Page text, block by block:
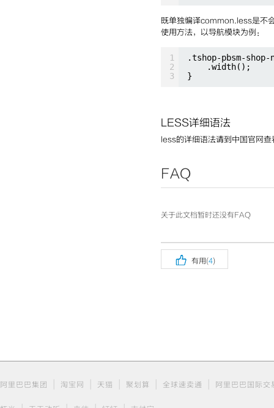
既单独编译common.less是不
使用方法，以导航模块为例：
1
2
3
.tshop-pbsm-shop-
.width();
}
LESS详细语法
less的详细语法请到中国官网
FAQ
关于此文档暂时还没有FAQ
 有用(4)
阿里巴巴集团 淘宝网 天猫 聚划算 全球速卖通 阿里巴巴国际交